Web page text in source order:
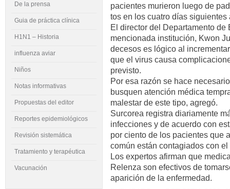
pacientes murieron luego de
tos en los cuatro días
El director del Departamento
mencionada institución, Kwon
decesos es lógico al
que el virus causa
previsto.
Por esa razón se hace
busquen atención médica
malestar de este tipo, agregó.
Surcorea registra diariamente
infecciones y de acuerdo con
por ciento de los pacientes que
común están contagiados con
Los expertos afirman que
Relenza son efectivos de
aparición de la enfermedad.
De la prensa
Guia de práctica clínica
H1N1 – Historia
influenza aviar
Niños
Notas informativas
Propuestas del editor
Reportes epidemiológicos
Revisión sistemática
Tratamiento y terapéutica
Vacunación